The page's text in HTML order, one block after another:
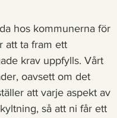
hos kommunerna för
att ta fram ett
krav uppfylls. Vårt
oavsett om det
att varje aspekt av
så att ni får ett